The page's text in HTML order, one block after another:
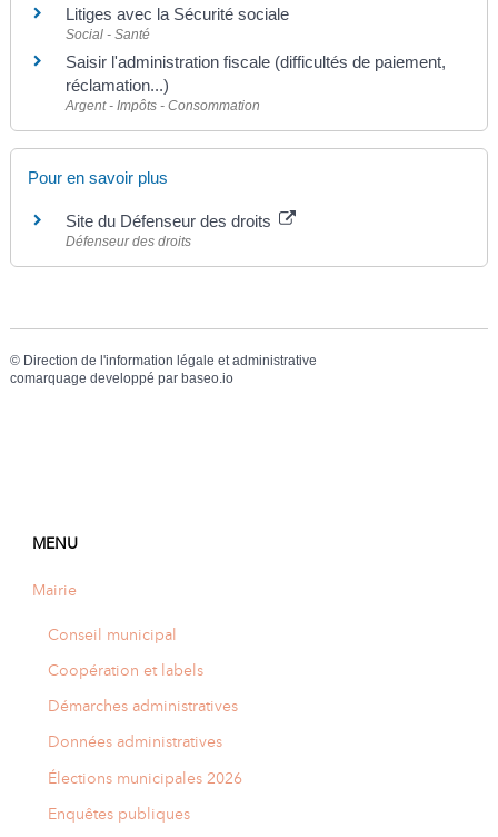
Litiges avec la Sécurité sociale
Social - Santé
Saisir l'administration fiscale (difficultés de paiement,
réclamation...)
Argent - Impôts - Consommation
Pour en savoir plus
Site du Défenseur des droits
Défenseur des droits
© Direction de l'information légale et administrative
comarquage developpé par baseo.io
MENU
Mairie
Conseil municipal
Coopération et labels
Démarches administratives
Données administratives
Élections municipales 2026
Enquêtes publiques